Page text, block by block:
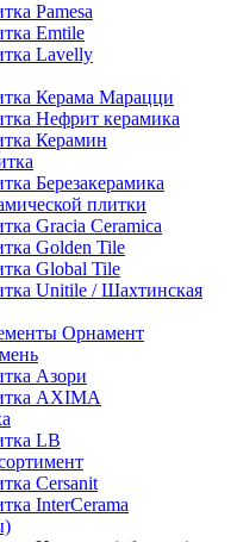
Pamesa
Emtile
Lavelly
Керама Марацци
Нефрит керамика
Керамин
Березакерамика
плитки
Gracia Ceramica
Golden Tile
Global Tile
Unitile / Шахтинская
Орнамент
Азори
AXIMA
LB
Cersanit
InterCerama